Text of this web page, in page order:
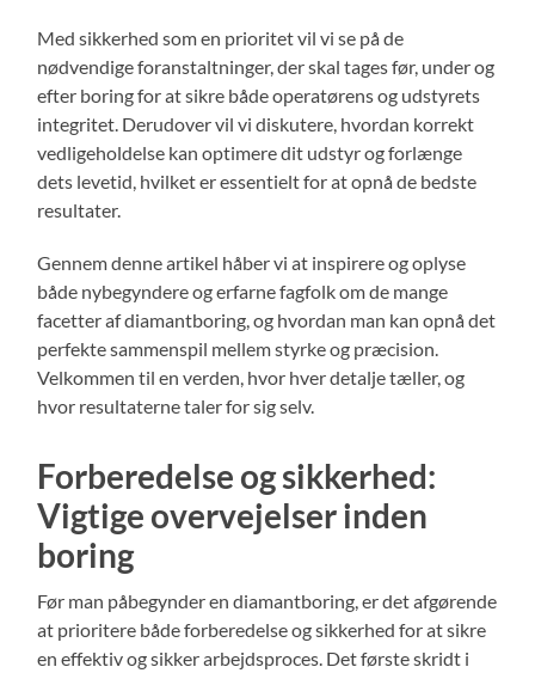
Med sikkerhed som en prioritet vil vi se på de
nødvendige foranstaltninger, der skal tages før, under og
efter boring for at sikre både operatørens og udstyrets
integritet. Derudover vil vi diskutere, hvordan korrekt
vedligeholdelse kan optimere dit udstyr og forlænge
dets levetid, hvilket er essentielt for at opnå de bedste
resultater.
Gennem denne artikel håber vi at inspirere og oplyse
både nybegyndere og erfarne fagfolk om de mange
facetter af diamantboring, og hvordan man kan opnå det
perfekte sammenspil mellem styrke og præcision.
Velkommen til en verden, hvor hver detalje tæller, og
hvor resultaterne taler for sig selv.
Forberedelse og sikkerhed:
Vigtige overvejelser inden
boring
Før man påbegynder en diamantboring, er det afgørende
at prioritere både forberedelse og sikkerhed for at sikre
en effektiv og sikker arbejdsproces. Det første skridt i